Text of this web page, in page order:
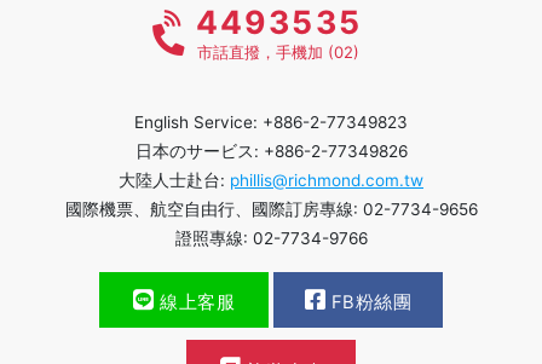
4493535
市話直撥，手機加 (02)
English Service: +886-2-77349823
日本のサービス: +886-2-77349826
大陸人士赴台: phillis@richmond.com.tw
國際機票、航空自由行、國際訂房專線: 02-7734-9656
證照專線: 02-7734-9766
線上客服 FB粉絲團